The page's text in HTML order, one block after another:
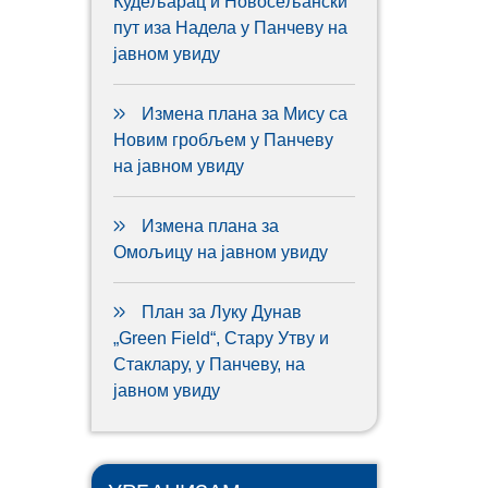
пут иза Надела у Панчеву на
јавном увиду
Измена плана за Мису са
Новим гробљем у Панчеву
на јавном увиду
Измена плана за
Омољицу на јавном увиду
План за Луку Дунав
„Green Field“, Стару Утву и
Стаклару, у Панчеву, на
јавном увиду